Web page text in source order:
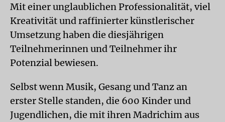
Mit einer unglaublichen Professionalität, viel
Kreativität und raffinierter künstlerischer
Umsetzung haben die diesjährigen
Teilnehmerinnen und Teilnehmer ihr
Potenzial bewiesen.
Selbst wenn Musik, Gesang und Tanz an
erster Stelle standen, die 600 Kinder und
Jugendlichen, die mit ihren Madrichim aus